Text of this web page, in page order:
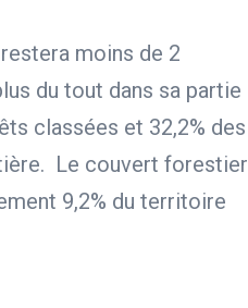
moins de 2
du tout dans sa partie
classées et 32,2% des
Le couvert forestier
9,2% du territoire